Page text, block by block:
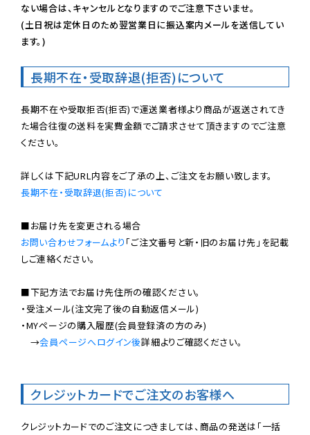
ない場合は、キャンセルとなりますのでご注意下さいませ。
(土日祝は定休日のため翌営業日に振込案内メールを送信してい
ます。)
長期不在・受取辞退(拒否)について
長期不在や受取拒否(拒否)で運送業者様より商品が返送されてき
た場合往復の送料を実費金額でご請求させて頂きますのでご注意
ください。
長期不在・受取辞退(拒否)について
お問い合わせフォームより 「ご注文番号と新・旧のお届け先」を記載
しご連絡ください。
■下記方法でお届け先住所の確認ください。
・受注メール(注文完了後の自動返信メール)
・MYページの購入履歴(会員登録済の方のみ)
→会員ページへログイン後詳細よりご確認ください。
クレジットカードでご注文のお客様へ
クレジットカードでのご注文につきましては、商品の発送は「一括